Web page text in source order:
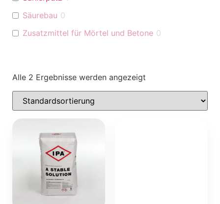
Säurebau 0
Zusatzmittel für Mörtel und Betone 0
Alle 2 Ergebnisse werden angezeigt